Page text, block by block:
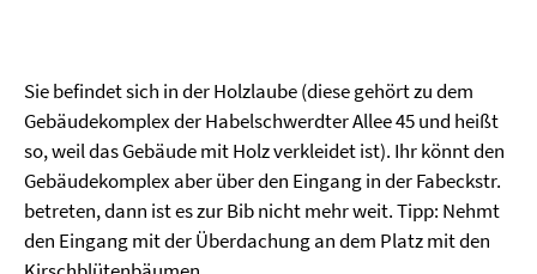
Sie befindet sich in der Holzlaube (diese gehört zu dem
Gebäudekomplex der Habelschwerdter Allee 45 und heißt
so, weil das Gebäude mit Holz verkleidet ist). Ihr könnt den
Gebäudekomplex aber über den Eingang in der Fabeckstr.
betreten, dann ist es zur Bib nicht mehr weit. Tipp: Nehmt
den Eingang mit der Überdachung an dem Platz mit den